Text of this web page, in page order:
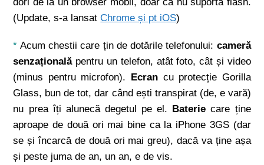
(Update, s-a lansatChrome și pt iOS)
* Acum chestii care țin de dotările telefonului: cameră
senzaționalăpentru un telefon, atât foto, cât și video
(minus pentru microfon). Ecran cu protecție Gorilla
Glass, bun de tot, dar când ești transpirat (de, e vară)
nu prea îți alunecă degetul pe el. Baterie care ține
aproape de două ori mai bine ca la iPhone 3GS (dar
se și încarcă de două ori mai greu), dacă va ține așa
și peste juma de an, un an, e de vis.